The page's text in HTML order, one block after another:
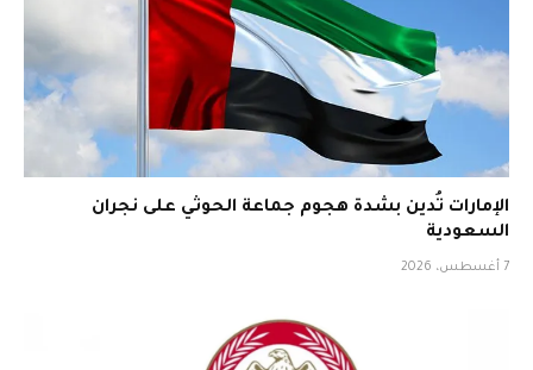
الإمارات تُدين بشدة هجوم جماعة الحوثي على نجران
السعودية
7 أغسطس، 2026